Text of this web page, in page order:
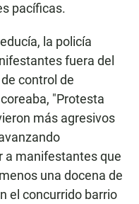
pacíficas.
la policía
fuera del
control de
"Protesta
más agresivos
a manifestantes que
una docena de
el concurrido barrio